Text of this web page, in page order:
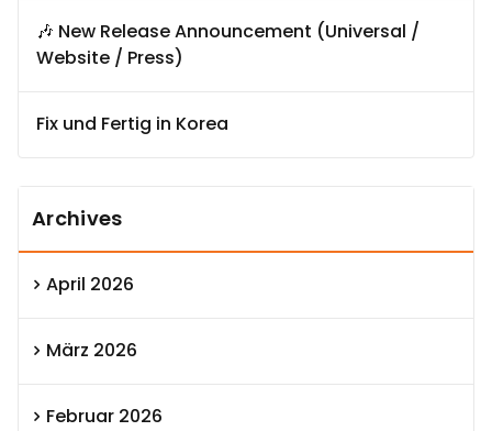
🎶 New Release Announcement (Universal /
Website / Press)
Fix und Fertig in Korea
Archives
April 2026
März 2026
Februar 2026